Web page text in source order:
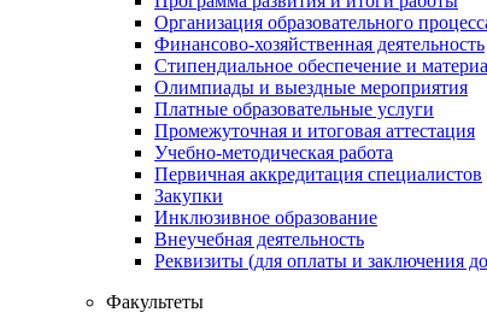
Организация образовательного
Финансово-хозяйственная деятельность
Стипендиальное обеспечение и
Олимпиады и выездные мероприятия
Платные образовательные услуги
Промежуточная и итоговая аттестация
Учебно-методическая работа
Первичная аккредитация специалистов
Закупки
Инклюзивное образование
Внеучебная деятельность
Реквизиты (для оплаты и заключения
Факультеты